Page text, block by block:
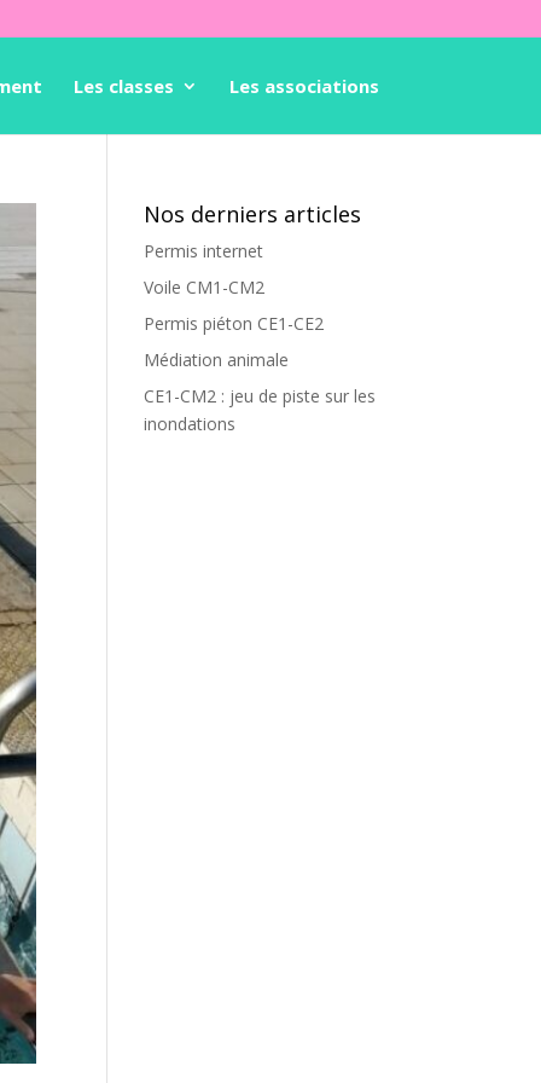
Les classes Les associations
Nos derniers articles
Permis internet
Voile CM1-CM2
Permis piéton CE1-CE2
Médiation animale
CE1-CM2 : jeu de piste sur les
inondations